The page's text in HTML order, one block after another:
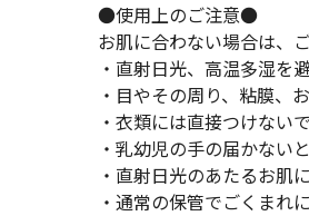
●使用上のご注意●
お肌に合わない場合は、
・直射日光、高温多湿を
・目やその周り、粘膜、
・衣類には直接つけない
・乳幼児の手の届かない
・直射日光のあたるお肌
・通常の保管でごくまれ